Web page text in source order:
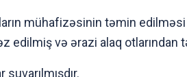
mühafizəsinin təmin
edilmiş və ərazi alaq